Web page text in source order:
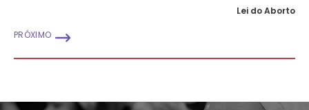
Lei do Aborto
PRÓXIMO